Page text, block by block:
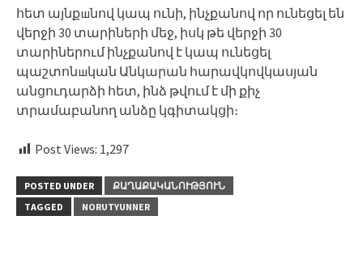
հետ այնքшնով կապ ունի, ինչքանով որ ունեցել են
վերջի 30 տարիների մեջ, իսկ թե վերջի 30
տարիներում ինչքանով է կապ ունեցել
պաշտոնшկան Անկարան հարավկովկասյան
անցուդարձի հետ, ինձ թվում է մի քիչ
տրամաբանող անձը կգիտակցի։
Post Views: 1,297
POSTED UNDER
ՔԱՂԱՔԱԿԱՆՈՒԹՅՈՒՆ
TAGGED
NORUTYUNNER